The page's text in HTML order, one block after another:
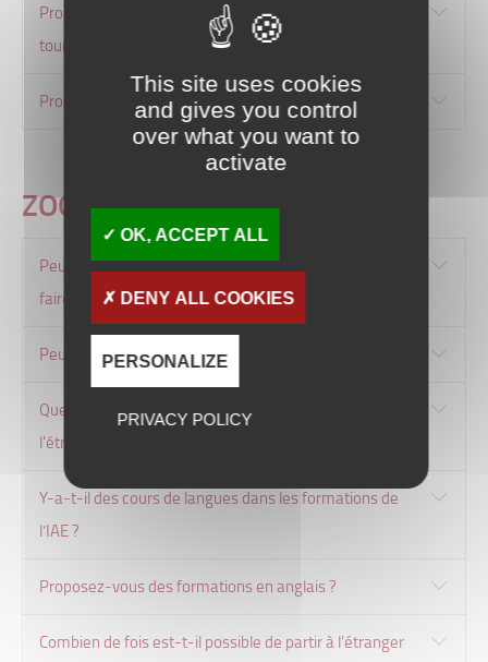
Proposez-vous des Masters dans le domaine du
tourisme ?
Proposez-vous des Masters en anglais ?
ZOOM SUR L’INTERNATIONAL
Peut-on partir à l’étranger en Licence Gestion sans
faire le parcours international ?
Peut-on partir à l’étranger en Master ?
Quelle est la procédure pour partir en mobilité à
l'étranger ?
Y-a-t-il des cours de langues dans les formations de
l’IAE ?
Proposez-vous des formations en anglais ?
Combien de fois est-t-il possible de partir à l'étranger
This site uses cookies
and gives you control
over what you want to
activate
OK, ACCEPT ALL
DENY ALL COOKIES
PERSONALIZE
PRIVACY POLICY